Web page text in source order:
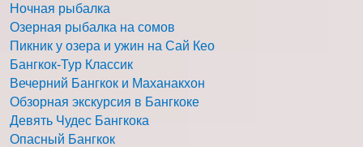
Ночная рыбалка
Озерная рыбалка на сомов
Пикник у озера и ужин на Сай Кео
Бангкок-Тур Классик
Вечерний Бангкок и Маханакхон
Обзорная экскурсия в Бангкоке
Девять Чудес Бангкока
Опасный Бангкок